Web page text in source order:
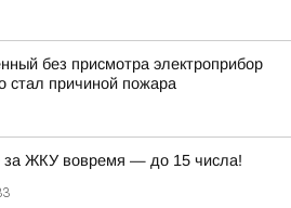
без присмотра электроприбор
стал причиной пожара
за ЖКУ вовремя — до 15 числа!